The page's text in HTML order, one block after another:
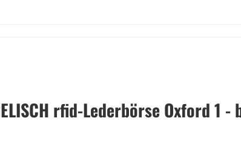
rfid-Lederbörse Oxford 1 -